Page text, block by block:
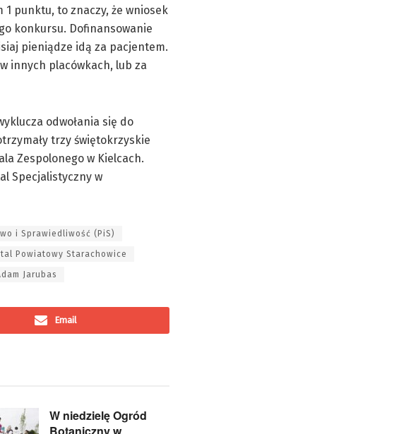
punktu, to znaczy, że wniosek
konkursu. Dofinansowanie
pieniądze idą za pacjentem.
innych placówkach, lub za
odwołania się do
trzy świętokrzyskie
Zespolonego w Kielcach.
Specjalistyczny w
i Sprawiedliwość (PiS)
Powiatowy Starachowice
Jarubas
Email
W niedzielę Ogród